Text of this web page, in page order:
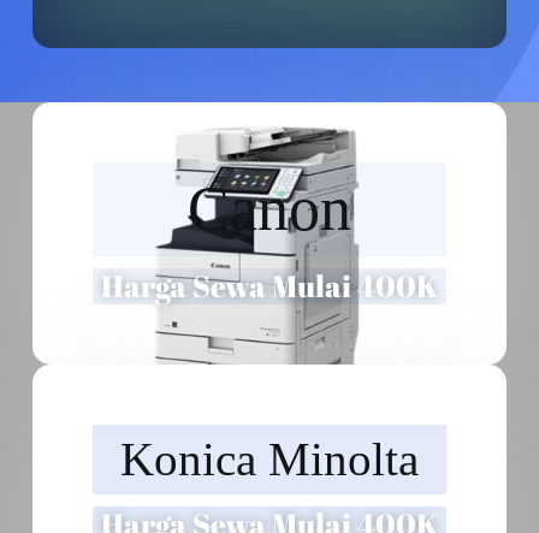
Canon
Harga Sewa Mulai 400K
Konica Minolta
Harga Sewa Mulai 400K